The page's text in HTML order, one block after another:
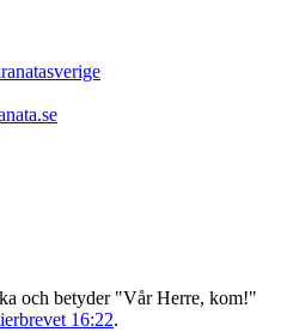
och betyder "Vår Herre, kom!"
16:22.